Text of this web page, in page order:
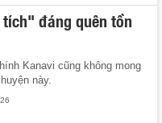
đáng quên tồn
Kanavi cũng không mong
này.